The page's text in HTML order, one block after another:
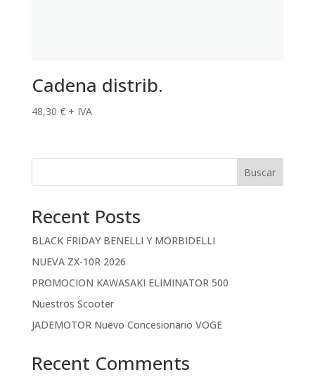
Cadena distrib.
48,30 € + IVA
Buscar
Recent Posts
BLACK FRIDAY BENELLI Y MORBIDELLI
NUEVA ZX-10R 2026
PROMOCION KAWASAKI ELIMINATOR 500
Nuestros Scooter
JADEMOTOR Nuevo Concesionario VOGE
Recent Comments